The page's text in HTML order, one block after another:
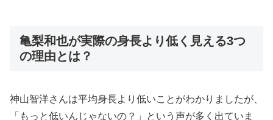
亀梨和也が実際の身長より低く見える3つ
の理由とは？
神山智洋さんは平均身長より低いことがわかりましたが、
「もっと低いんじゃないの？」という声が多く出ていま